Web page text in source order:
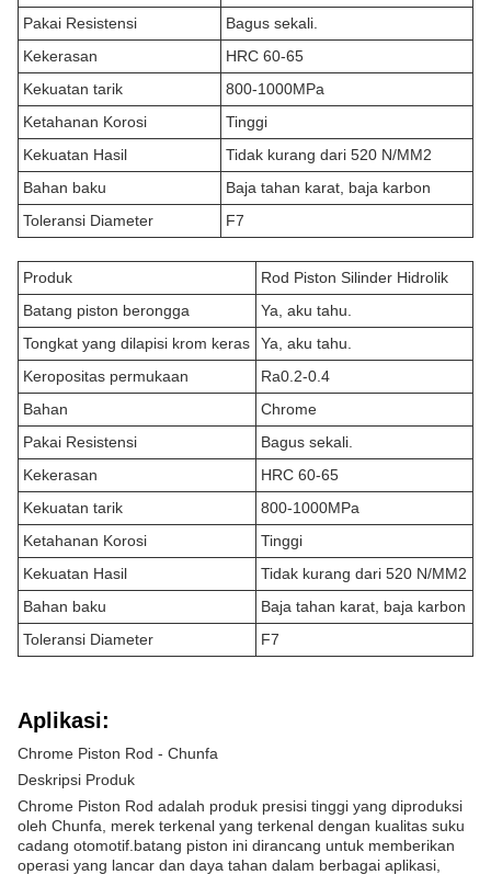
Pakai Resistensi
Bagus sekali.
Kekerasan
HRC 60-65
Kekuatan tarik
800-1000MPa
Ketahanan Korosi
Tinggi
Kekuatan Hasil
Tidak kurang dari 520 N/MM2
Bahan baku
Baja tahan karat, baja karbon
Toleransi Diameter
F7
Produk
Rod Piston Silinder Hidrolik
Batang piston berongga
Ya, aku tahu.
Tongkat yang dilapisi krom keras
Ya, aku tahu.
Keropositas permukaan
Ra0.2-0.4
Bahan
Chrome
Pakai Resistensi
Bagus sekali.
Kekerasan
HRC 60-65
Kekuatan tarik
800-1000MPa
Ketahanan Korosi
Tinggi
Kekuatan Hasil
Tidak kurang dari 520 N/MM2
Bahan baku
Baja tahan karat, baja karbon
Toleransi Diameter
F7
Aplikasi:
Chrome Piston Rod - Chunfa
Deskripsi Produk
Chrome Piston Rod adalah produk presisi tinggi yang diproduksi
oleh Chunfa, merek terkenal yang terkenal dengan kualitas suku
cadang otomotif.batang piston ini dirancang untuk memberikan
operasi yang lancar dan daya tahan dalam berbagai aplikasi,